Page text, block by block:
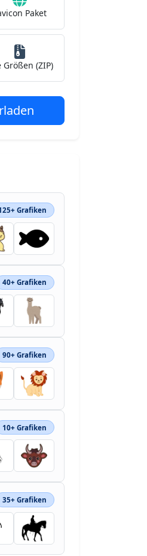
Paket
Größen (ZIP)
Grafiken
40+ Grafiken
90+ Grafiken
10+ Grafiken
35+ Grafiken